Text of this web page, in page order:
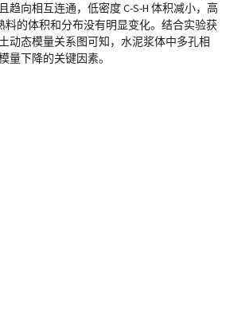
趋向相互连通，低密度 C-S-H 体积减小，高
料的体积和分布没有明显变化。结合实验获
动态模量关系图可知，水泥浆体中多孔相
量下降的关键因素。